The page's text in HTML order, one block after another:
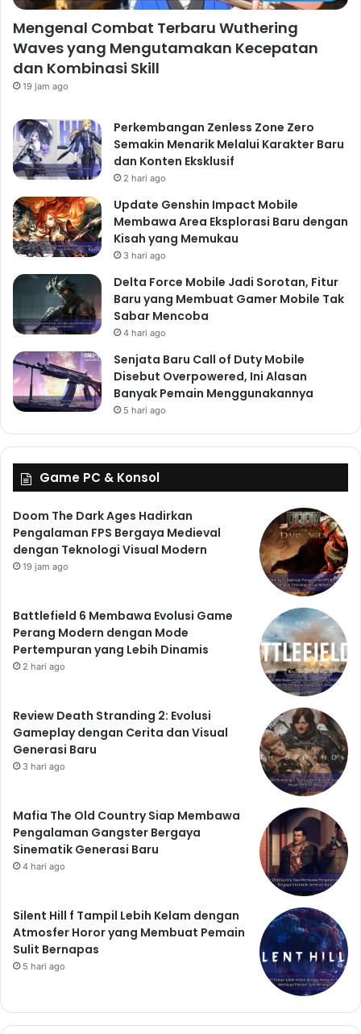
Mengenal Combat Terbaru Wuthering
Waves yang Mengutamakan Kecepatan
dan Kombinasi Skill
19 jam ago
Perkembangan Zenless Zone Zero
Semakin Menarik Melalui Karakter Baru
dan Konten Eksklusif
2 hari ago
Update Genshin Impact Mobile
Membawa Area Eksplorasi Baru dengan
Kisah yang Memukau
3 hari ago
Delta Force Mobile Jadi Sorotan, Fitur
Baru yang Membuat Gamer Mobile Tak
Sabar Mencoba
4 hari ago
Senjata Baru Call of Duty Mobile
Disebut Overpowered, Ini Alasan
Banyak Pemain Menggunakannya
5 hari ago
Game PC & Konsol
Doom The Dark Ages Hadirkan
Pengalaman FPS Bergaya Medieval
dengan Teknologi Visual Modern
19 jam ago
Battlefield 6 Membawa Evolusi Game
Perang Modern dengan Mode
Pertempuran yang Lebih Dinamis
2 hari ago
Review Death Stranding 2: Evolusi
Gameplay dengan Cerita dan Visual
Generasi Baru
3 hari ago
Mafia The Old Country Siap Membawa
Pengalaman Gangster Bergaya
Sinematik Generasi Baru
4 hari ago
Silent Hill f Tampil Lebih Kelam dengan
Atmosfer Horor yang Membuat Pemain
Sulit Bernapas
5 hari ago